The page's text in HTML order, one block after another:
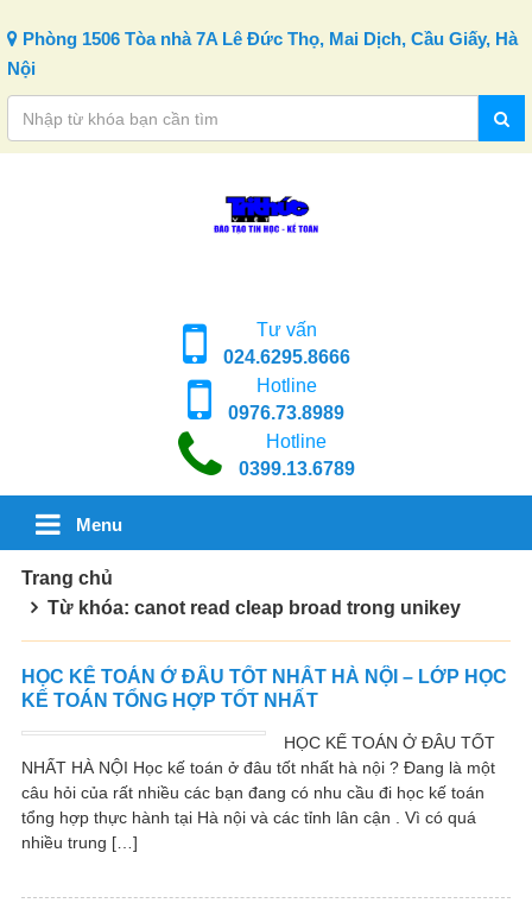
Phòng 1506 Tòa nhà 7A Lê Đức Thọ, Mai Dịch, Cầu Giấy, Hà
Nội
Tư vấn
024.6295.8666
Hotline
0976.73.8989
Hotline
0399.13.6789
Menu
Trang chủ
Từ khóa: canot read cleap broad trong unikey
HỌC KẾ TOÁN Ở ĐÂU TỐT NHẤT HÀ NỘI – LỚP HỌC
KẾ TOÁN TỔNG HỢP TỐT NHẤT
HỌC KẾ TOÁN Ở ĐÂU TỐT
NHẤT HÀ NỘI Học kế toán ở đâu tốt nhất hà nội ? Đang là một
câu hỏi của rất nhiều các bạn đang có nhu cầu đi học kế toán
tổng hợp thực hành tại Hà nội và các tỉnh lân cận . Vì có quá
nhiều trung […]